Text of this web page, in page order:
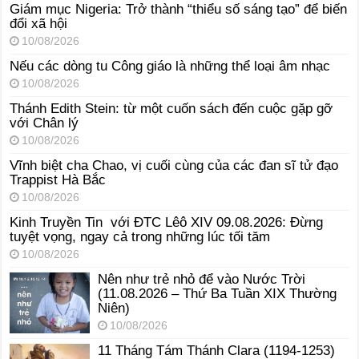
Giám mục Nigeria: Trở thành “thiểu số sáng tạo” để biến
đổi xã hội
10/08/2026
Nếu các dòng tu Công giáo là những thể loại âm nhạc
10/08/2026
Thánh Edith Stein: từ một cuốn sách đến cuộc gặp gỡ
với Chân lý
10/08/2026
Vĩnh biệt cha Chao, vị cuối cùng của các đan sĩ tử đạo
Trappist Hà Bắc
10/08/2026
Kinh Truyền Tin với ĐTC Lêô XIV 09.08.2026: Đừng
tuyệt vọng, ngay cả trong những lúc tối tăm
10/08/2026
Nên như trẻ nhỏ để vào Nước Trời
(11.08.2026 – Thứ Ba Tuần XIX Thường
Niên)
10/08/2026
11 Tháng Tám Thánh Clara (1194-1253)